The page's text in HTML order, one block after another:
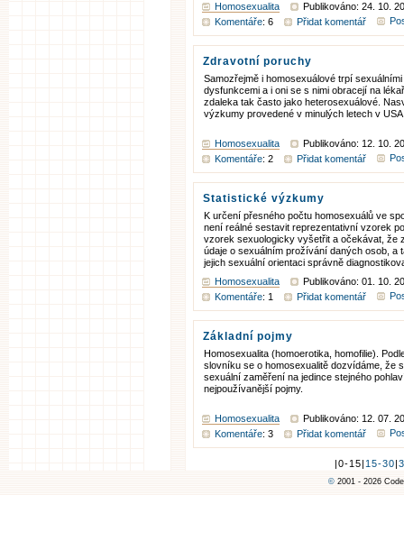
Homosexualita
Publikováno: 24. 10.
Komentáře: 6 Přidat komentář
Zdravotní poruchy
Samozřejmě i homosexuálové trpí
dysfunkcemi a i oni se s nimi obracejí na
zdaleka tak často jako heterosexuálové.
výzkumy provedené v minulých letech v
Homosexualita
Publikováno: 12. 10.
Komentáře: 2 Přidat komentář
Statistické výzkumy
K určení přesného počtu homosexuálů ve
není reálné sestavit reprezentativní vzorek
vzorek sexuologicky vyšetřit a očekávat, že
údaje o sexuálním prožívání daných osob, a
jejich sexuální orientaci správně
Homosexualita
Publikováno: 01. 10.
Komentáře: 1 Přidat komentář
Základní pojmy
Homosexualita (homoerotika, homofilie).
slovníku se o homosexualitě dozvídáme, že
sexuální zaměření na jedince stejného
nejpoužívanější pojmy.
Homosexualita
Publikováno: 12. 07.
Komentáře: 3 Přidat komentář
|0-15| 15-30|
© 2001 - 2026